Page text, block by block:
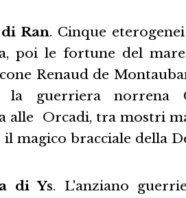
Ran. Cinque
poi le fortune del
Renaud de
guerriera norrena
alle Orcadi, tra mostri
magico bracciale della
di Ys. L'anziano